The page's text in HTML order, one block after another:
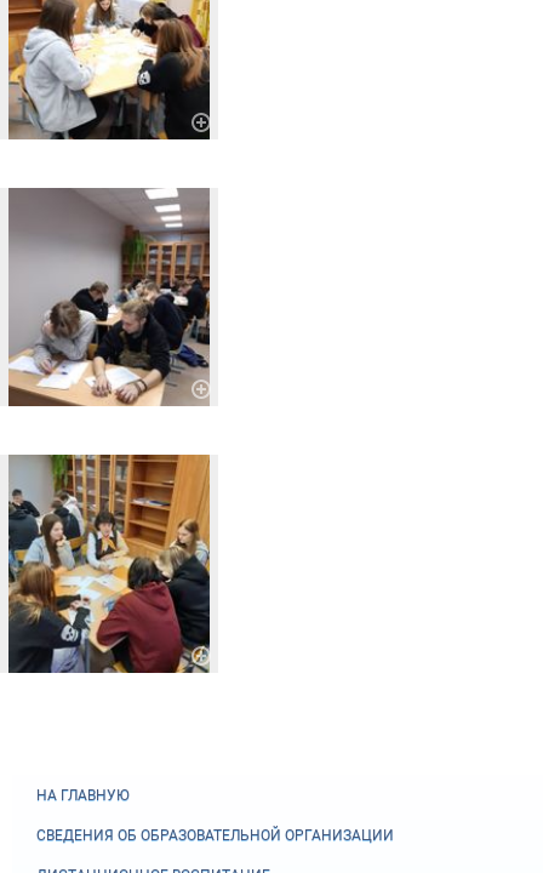
НА ГЛАВНУЮ
СВЕДЕНИЯ ОБ ОБРАЗОВАТЕЛЬНОЙ ОРГАНИЗАЦИИ